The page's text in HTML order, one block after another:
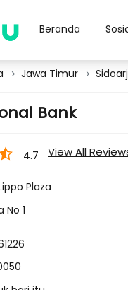
Beranda
Jawa Timur
Bank
4.7 View All
Plaza
No 1